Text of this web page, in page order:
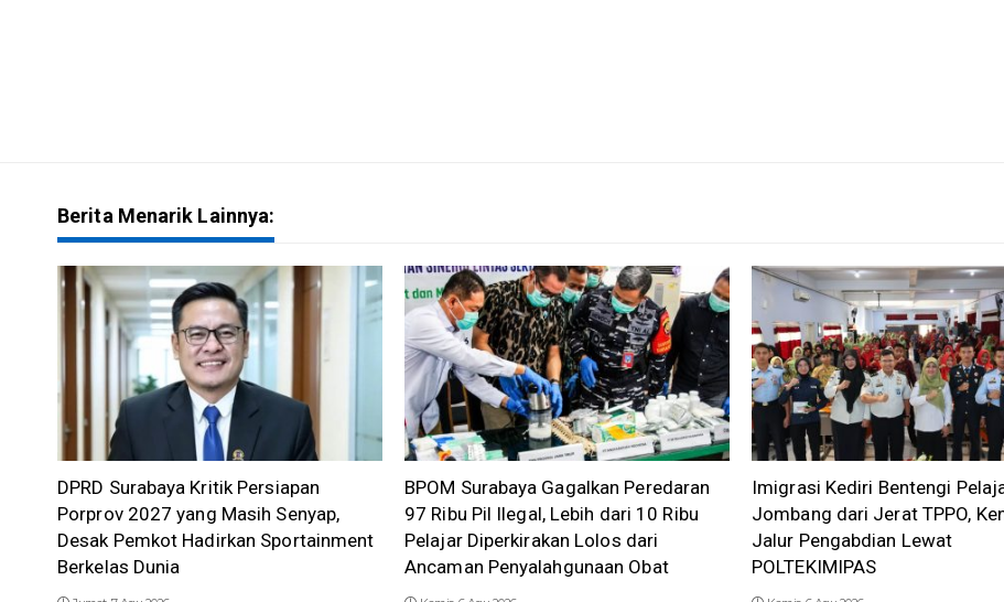
Berita Menarik Lainnya:
DPRD Surabaya Kritik Persiapan
Porprov 2027 yang Masih Senyap,
Desak Pemkot Hadirkan Sportainment
Berkelas Dunia
BPOM Surabaya Gagalkan Peredaran
97 Ribu Pil Ilegal, Lebih dari 10 Ribu
Pelajar Diperkirakan Lolos dari
Ancaman Penyalahgunaan Obat
Imigrasi Kediri Bentengi
Jombang dari Jerat TPPO,
Jalur Pengabdian Lewat
POLTEKIMIPAS